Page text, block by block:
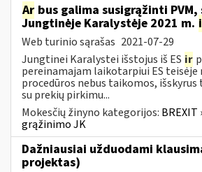
Ar bus galima susigrąžinti
Jungtinėje Karalystėje 2021 m.
Web turinio sąrašas 2021-07-29
Jungtinei Karalystei išstojus iš ES ir
pereinamajam laikotarpiui ES
procedūros nebus taikomos, išskyrus
su prekių pirkimu...
Mokesčių žinyno kategorijos: BREXIT
grąžinimo JK
Dažniausiai užduodami
projektas)